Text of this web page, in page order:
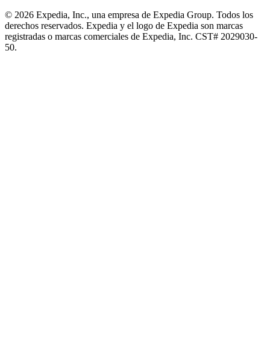
© 2026 Expedia, Inc., una empresa de Expedia Group. Todos los
derechos reservados. Expedia y el logo de Expedia son marcas
registradas o marcas comerciales de Expedia, Inc. CST# 2029030-
50.